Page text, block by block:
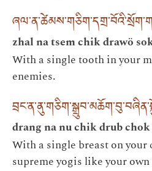
zhal na tsem chik drawö
With a single tooth in your
enemies.
drang na nu chik drub
With a single breast on your
supreme yogis like your